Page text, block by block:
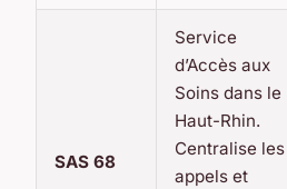
SAS 68
Service
d’Accès aux
Soins dans le
Haut-Rhin.
Centralise les
appels et